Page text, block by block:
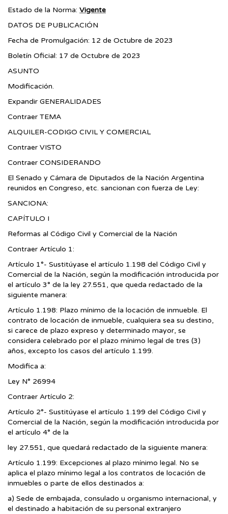
Estado de la Norma: Vigente
DATOS DE PUBLICACIÓN
Fecha de Promulgación: 12 de Octubre de 2023
Boletín Oficial: 17 de Octubre de 2023
ASUNTO
Modificación.
Expandir GENERALIDADES
Contraer TEMA
ALQUILER-CODIGO CIVIL Y COMERCIAL
Contraer VISTO
Contraer CONSIDERANDO
El Senado y Cámara de Diputados de la Nación Argentina
reunidos en Congreso, etc. sancionan con fuerza de Ley:
SANCIONA:
CAPÍTULO I
Reformas al Código Civil y Comercial de la Nación
Contraer Artículo 1:
Artículo 1°- Sustitúyase el artículo 1.198 del Código Civil y
Comercial de la Nación, según la modificación introducida por
el artículo 3° de la ley 27.551, que queda redactado de la
siguiente manera:
Artículo 1.198: Plazo mínimo de la locación de inmueble. El
contrato de locación de inmueble, cualquiera sea su destino,
si carece de plazo expreso y determinado mayor, se
considera celebrado por el plazo mínimo legal de tres (3)
años, excepto los casos del artículo 1.199.
Modifica a:
Ley N° 26994
Contraer Artículo 2:
Artículo 2°- Sustitúyase el artículo 1.199 del Código Civil y
Comercial de la Nación, según la modificación introducida por
el artículo 4° de la
ley 27.551, que quedará redactado de la siguiente manera:
Artículo 1.199: Excepciones al plazo mínimo legal. No se
aplica el plazo mínimo legal a los contratos de locación de
inmuebles o parte de ellos destinados a:
a) Sede de embajada, consulado u organismo internacional, y
el destinado a habitación de su personal extranjero